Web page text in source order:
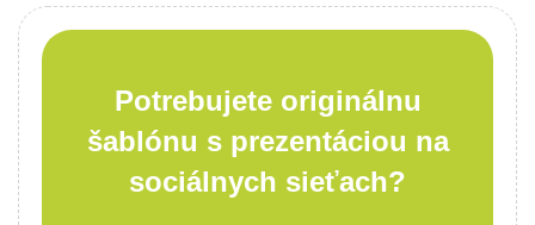
Potrebujete originálnu
šablónu s prezentáciou na
sociálnych sieťach?